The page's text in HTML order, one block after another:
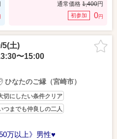
通常価格 1,400円
初参加 0円
5(土)
〜15:00
ひなたのご縁（宮崎市）
切にしたい条件クリア
つまでも仲良しの二人
万以上》男性♥